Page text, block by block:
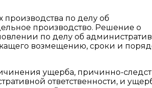
по делу об
производство. Решение о
по делу об
возмещению, сроки и
ущерба, причинно-
ответственности, и